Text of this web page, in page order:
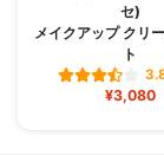
セ)
メイクアップ クリ
ト
¥3,080